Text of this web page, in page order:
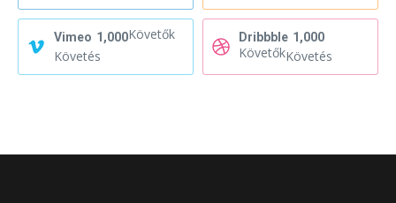
Vimeo 1,000Követők
Követés
Dribbble 1,000
KövetőkKövetés